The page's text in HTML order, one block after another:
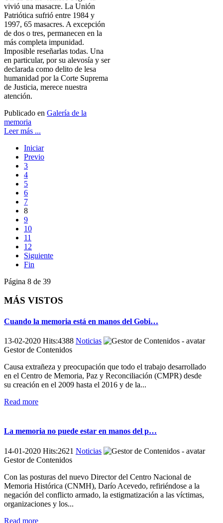
vivió una masacre. La Unión
Patriótica sufrió entre 1984 y
1997, 65 masacres. A excepción
de dos o tres, permanecen en la
más completa impunidad.
Imposible reseñarlas todas. Una
en particular, por su alevosía y ser
declarada como delito de lesa
humanidad por la Corte Suprema
de Justicia, merece nuestra
atención.
Publicado en Galería de la
memoria
Leer más ...
Iniciar
Previo
3
4
5
6
7
8
9
10
11
12
Siguiente
Fin
Página 8 de 39
MÁS VISTOS
Cuando la memoria está en manos del Gobi…
13-02-2020 Hits:4388 Noticias
Gestor de Contenidos
Causa extrañeza y preocupación que todo el trabajo desarrollado
en el Centro de Memoria, Paz y Reconciliación (CMPR) desde
su creación en el 2009 hasta el 2016 y de la...
Read more
La memoria no puede estar en manos del p…
14-01-2020 Hits:2621 Noticias
Gestor de Contenidos
Con las posturas del nuevo Director del Centro Nacional de
Memoria Histórica (CNMH), Darío Acevedo, refiriéndose a la
negación del conflicto armado, la estigmatización a las víctimas,
organizaciones y los...
Read more